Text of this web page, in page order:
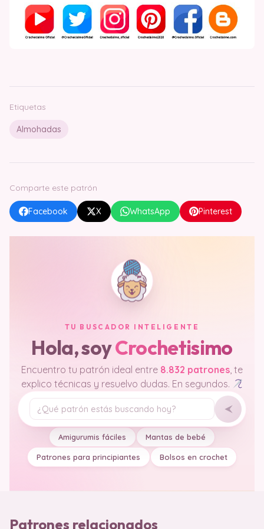
Etiquetas
Almohadas
Comparte este patrón
Facebook X WhatsApp Pinterest
TU BUSCADOR INTELIGENTE
Hola, soyCrochetisimo
Encuentro tu patrón ideal entre 8.832 patrones, te
explico técnicas y resuelvo dudas. En segundos.
Tu pregunta
Amigurumis fáciles Mantas de bebé
Patrones para principiantes Bolsos en crochet
Patrones relacionados